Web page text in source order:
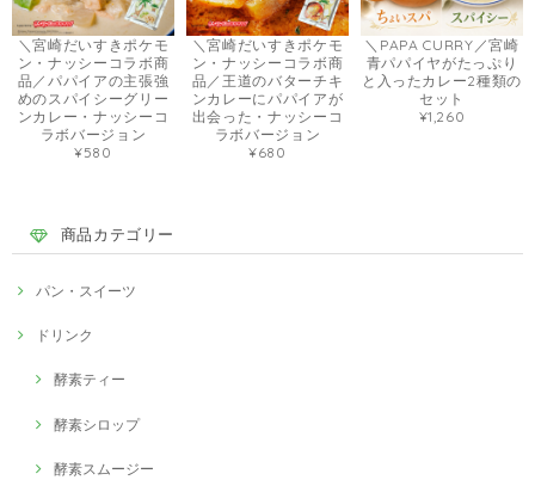
＼宮崎だいすきポケモ
ン・ナッシーコラボ商
品／パパイアの主張強
めのスパイシーグリー
ンカレー・ナッシーコ
ラボバージョン
¥580
＼宮崎だいすきポケモ
ン・ナッシーコラボ商
品／王道のバターチキ
ンカレーにパパイアが
出会った・ナッシーコ
ラボバージョン
¥680
＼PAPA CURRY／宮崎
青パパイヤがたっぷり
と入ったカレー2種類の
セット
¥1,260
商品カテゴリー
パン・スイーツ
ドリンク
酵素ティー
酵素シロップ
酵素スムージー